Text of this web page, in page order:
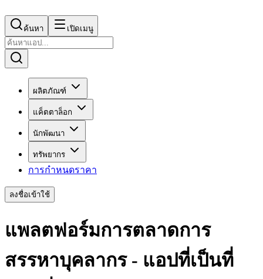
ค้นหา เปิดเมนู
ผลิตภัณฑ์
แค็ตตาล็อก
นักพัฒนา
ทรัพยากร
การกำหนดราคา
ลงชื่อเข้าใช้
แพลตฟอร์มการตลาดการ
สรรหาบุคลากร - แอปที่เป็นที่